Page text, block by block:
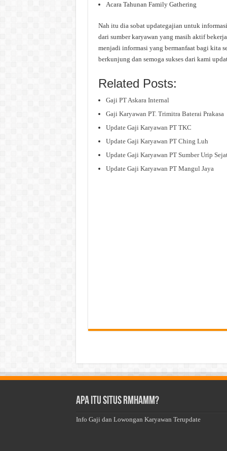
Acara Tahunan Family Gathering
Nah itu dia sobat updategajian untuk
dari sumber karyawan yang masih aktif
menjadi informasi yang bermanfaat bagi kita
berkunjung dan semoga sukses dari kami
Related Posts:
Gaji PT Askara Internal
Gaji Karyawan PT. Trimitra Baterai Prakasa
Update Gaji Karyawan PT TKC
Update Gaji Karyawan PT Ching Luh
Update Gaji Karyawan PT Sumber Urip
Update Gaji Karyawan PT Mangul Jaya
Apa Itu Situs Rmhamm?
Info Gaji dan Lowongan Karyawan Terupdate